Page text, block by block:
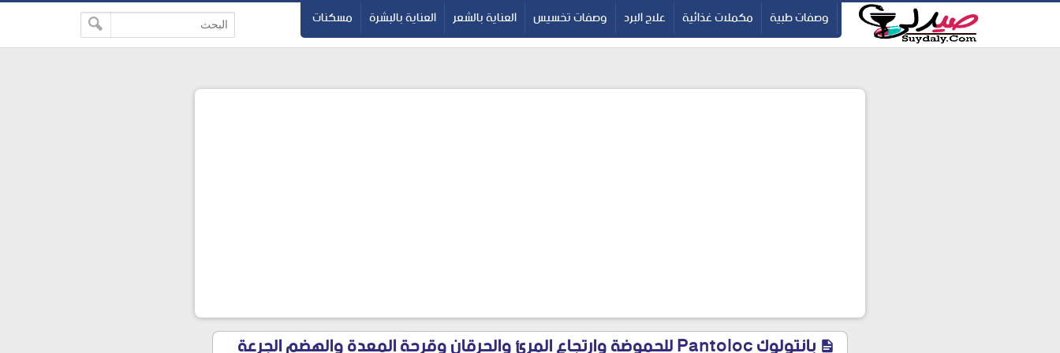
-->
google-site-verification=pbBDctPvwZJkSEHg2-vmZ_yu86_9u3jQJgGN9H2FF9w
وصفات طبية مكملات غذائية علاج البرد وصفات تخسيس العناية بالشعر العناية بالبشرة مسكنات